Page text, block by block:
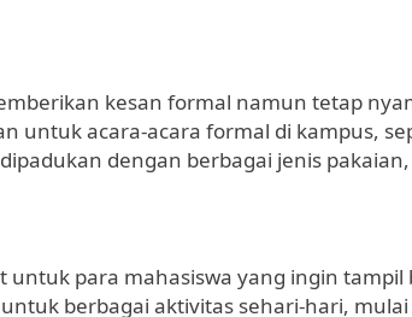
kesan formal namun tetap
untuk acara-acara formal di kampus,
dengan berbagai jenis
untuk para mahasiswa yang ingin
berbagai aktivitas sehari-hari,